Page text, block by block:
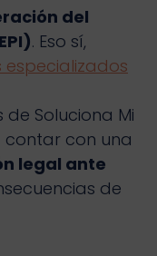
del
. Eso sí,
de Soluciona Mi
contar con una
legal ante
de